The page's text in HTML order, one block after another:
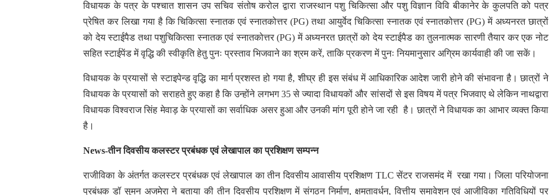
विधायक के पत्र के पश्चात शासन उप सचिव संतोष करोल द्वारा राजस्थान पशु चिकित्सा और पशु विज्ञान विवि बीकानेर के कुलपति को पत्र
प्रेषित कर लिखा गया है कि चिकित्सा स्नातक एवं स्नातकोत्तर (PG) तथा आयुर्वेद चिकित्सा स्नातक एवं स्नातकोत्तर (PG) में अध्यनरत छात्रों
को देय स्टाईपैड तथा पशुचिकित्सा स्नातक एवं स्नातकोत्तर (PG) में अध्यनरत छात्रों को देय स्टाईपैड का तुलनात्मक सारणी तैयार कर एक नोट
सहित स्टाईपेंड में वृद्धि की स्वीकृति हेतु पुनः प्रस्ताव भिजवाने का श्रम करें, ताकि प्रकरण में पुनः नियमानुसार अग्रिम कार्यवाही की जा सकें।
विधायक के प्रयासों से स्टाइपेन्ड वृद्धि का मार्ग प्रशस्त हो गया है, शीघ्र ही इस संबंध में आधिकारिक आदेश जारी होने की संभावना है। छात्रों ने
विधायक के प्रयासों को सराहते हुए कहा है कि उन्होंने लगभग 35 से ज्यादा विधायकों और सांसदों से इस विषय में पत्र भिजवाए थे लेकिन नाथद्वारा
विधायक विश्वराज सिंह मेवाड़ के प्रयासों का सर्वाधिक असर हुआ और उनकी मांग पूरी होने जा रही है। छात्रों ने विधायक का आभार व्यक्त किया
है।
News-तीन दिवसीय कलस्टर प्रबंधक एवं लेखापाल का प्रशिक्षण सम्पन्न
राजीविका के अंतर्गत कलस्टर प्रबंधक एवं लेखापाल का तीन दिवसीय आवासीय प्रशिक्षण TLC सेंटर राजसमंद में रखा गया। जिला परियोजना
प्रबंधक डॉ सुमन अजमेरा ने बताया की तीन दिवसीय प्रशिक्षण में संगठन निर्माण, क्षमतावर्धन, वित्तीय समावेशन एवं आजीविका गतिविधियों पर